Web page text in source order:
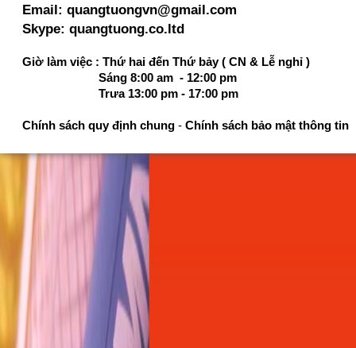
Email: quangtuongvn@gmail.com
Skype: quangtuong.co.ltd
Giờ làm việc : Thứ hai đến Thứ bảy ( CN & Lễ nghỉ )
Sáng 8:00 am - 12:00 pm
Trưa 13:00 pm - 17:00 pm
Chính sách quy định chung - Chính sách bảo mật thông tin